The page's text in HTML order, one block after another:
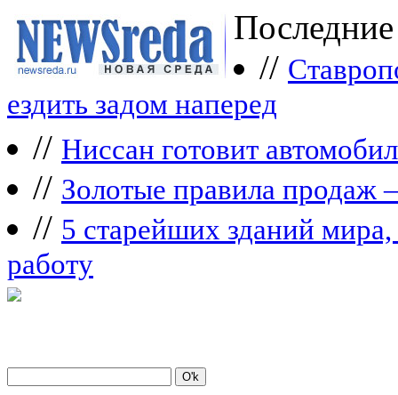
//
ездить задом наперед
// Ниссан готовит
// Зoлoтые прaвилa продаж
// 5 старейших зданий мира,
работу